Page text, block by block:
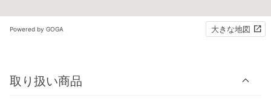
Powered by GOGA 大きな地図
取り扱い商品